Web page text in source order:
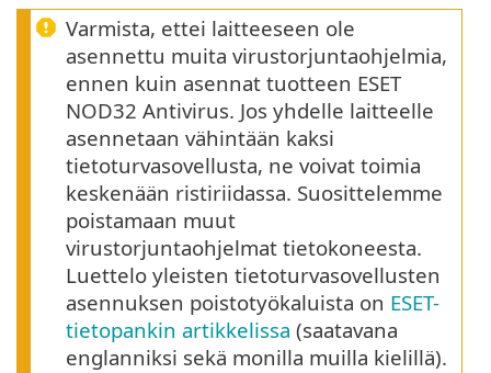
Varmista, ettei laitteeseen ole
asennettu muita virustorjuntaohjelmia,
ennen kuin asennat tuotteen ESET
NOD32 Antivirus. Jos yhdelle laitteelle
asennetaan vähintään kaksi
tietoturvasovellusta, ne voivat toimia
keskenään ristiriidassa. Suosittelemme
poistamaan muut
virustorjuntaohjelmat tietokoneesta.
Luettelo yleisten tietoturvasovellusten
asennuksen poistotyökaluista on ESET-
tietopankin artikkelissa (saatavana
englanniksi sekä monilla muilla kielillä).